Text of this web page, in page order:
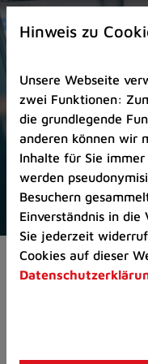
Zur
Startseite
Zum
Seitenanfang
springen
(Schnelltaste
A)
Zur
Navigation/Menü
springen
(Schnelltaste
M)
Zur
8)
Aktuelles
Hinweis zu
Unsere Webseite
zwei Funktionen:
die grundlegende
anderen können wir
Inhalte für Sie
werden
Besuchern
Einverständnis in die
Sie jederzeit
Cookies auf dieser